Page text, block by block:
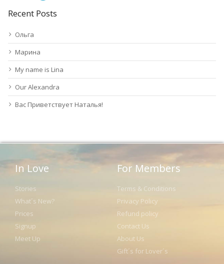
Recent Posts
Ольга
Марина
My name is Lina
Our Alexandra
Вас Приветствует Наталья!
In Love
Stories
What´s New?
Prices
Signup
Meet Up
For Members
Terms & Conditions
Privacy Policy
Refund policy
Contact Us
About Us
Gift´s for Lover´s